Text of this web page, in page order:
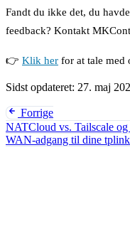
Fandt du ikke det, du
feedback? Kontakt
👉 Klik her for at tale med
Sidst opdateret: 27. maj
Forrige
NATCloud vs. Tailscale og
WAN-adgang til dine